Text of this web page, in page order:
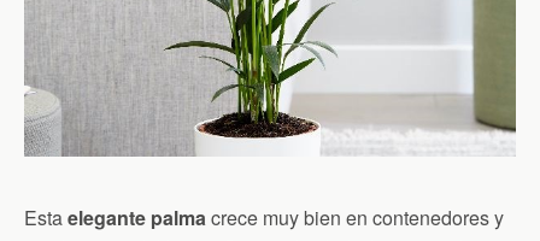
Estaelegante palmacrece muy bien en contenedores y